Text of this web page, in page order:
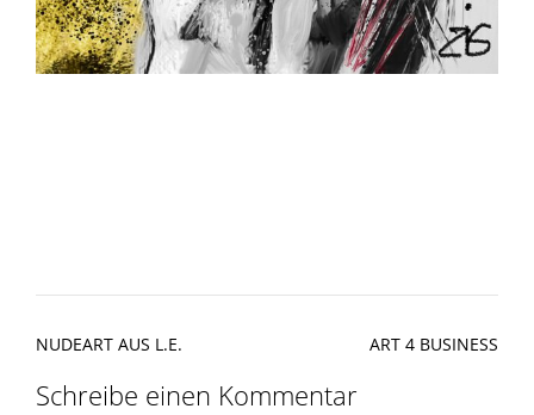
Post
NUDEART AUS L.E. ART 4 BUSINESS
Schreibe einen Kommentar